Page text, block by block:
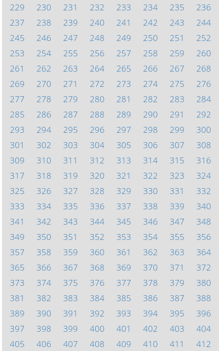
229
230 231 232 233 234 235
236
237
238 239 240 241 242 243
244
245
246 247 248 249 250 251
252
253
254 255 256 257 258 259
260
261
262 263 264 265 266 267
268
269
270 271 272 273 274 275
276
277
278 279 280 281 282 283
284
285
286 287 288 289 290 291
292
293
294 295 296 297 298 299
300
301
302 303 304 305 306 307
308
309
310 311 312 313 314 315
316
317
318 319 320 321 322 323
324
325
326 327 328 329 330 331
332
333
334 335 336 337 338 339
340
341
342 343 344 345 346 347
348
349
350 351 352 353 354 355
356
357
358 359 360 361 362 363
364
365
366 367 368 369 370 371
372
373
374 375 376 377 378 379
380
381
382 383 384 385 386 387
388
389
390 391 392 393 394 395
396
397
398 399 400 401 402 403
404
405
406 407 408 409 410 411 412